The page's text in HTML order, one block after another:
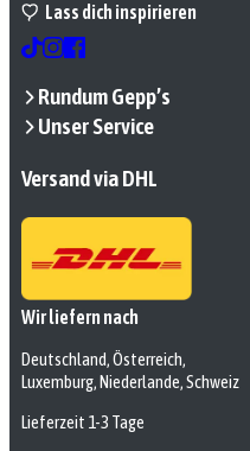
Lass dich inspirieren
Rundum Gepp’s
Unser Service
Versand via DHL
Wir liefern nach
Deutschland, Österreich,
Luxemburg, Niederlande, Schweiz
Lieferzeit 1-3 Tage